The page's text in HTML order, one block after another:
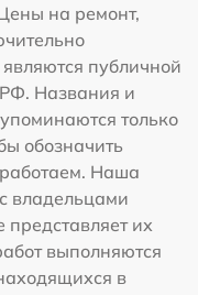
на ремонт,
публичной
РФ. Названия и
только
обозначить
Наша
владельцами
их
выполняются
в